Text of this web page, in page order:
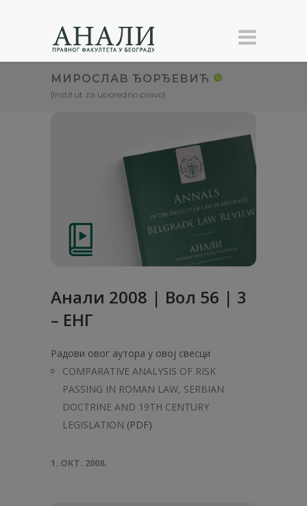
МИРОСЛАВ ЂОРЂЕВИЋ
[Institut za uporedno pravo]
Анали 2008 | Вол 56 | 3
– ЕНГ
Радови овог аутора у овој свесци
COMPARATIVE ANALYSIS OF RISK
PASSING IN ROMAN LAW, SERBIAN
DOCTRINE AND 19TH CENTURY
LEGISLATION (PDF)
1. ОКТ. 2008.